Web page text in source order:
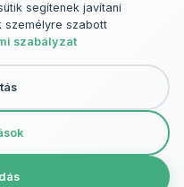
segítenek javítani
személyre szabott
szabályzat
RÉSZLETEK
- Fűzhető és